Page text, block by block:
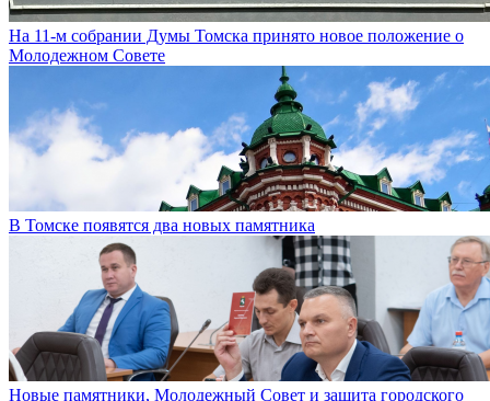
На 11-м собрании Думы Томска принято новое положение о
Молодежном Совете
В Томске появятся два новых памятника
Новые памятники, Молодежный Совет и защита городского